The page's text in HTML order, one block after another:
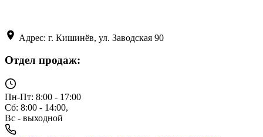
Адрес: г. Кишинёв, ул. Заводская 90
Отдел продаж:
Пн-Пт: 8:00 - 17:00
Сб: 8:00 - 14:00,
Вс - выходной